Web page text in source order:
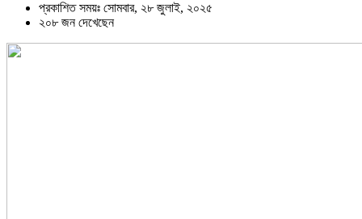
প্রকাশিত সময়ঃ সোমবার, ২৮ জুলাই, ২০২৫
২০৮ জন দেখেছেন